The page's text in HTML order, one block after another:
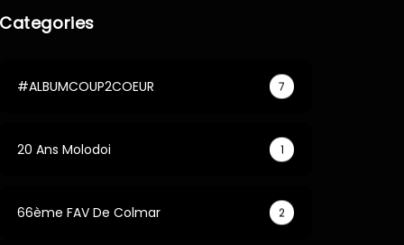
Categories
#ALBUMCOUP2COEUR 7
20 Ans Molodoi 1
66ème FAV De Colmar 2